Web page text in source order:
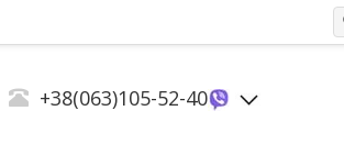
+38(063)105-52-40